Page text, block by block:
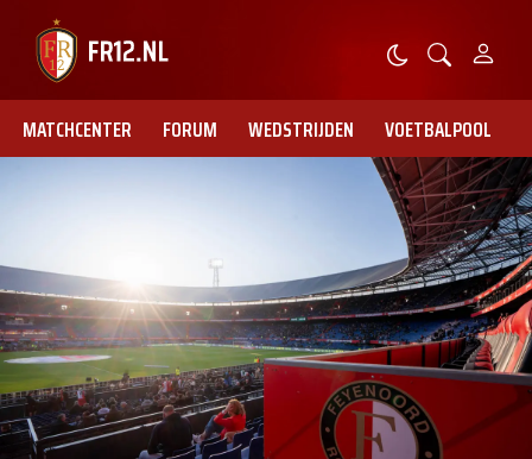
MATCHCENTER FORUM WEDSTRIJDEN VOETBALPOOL